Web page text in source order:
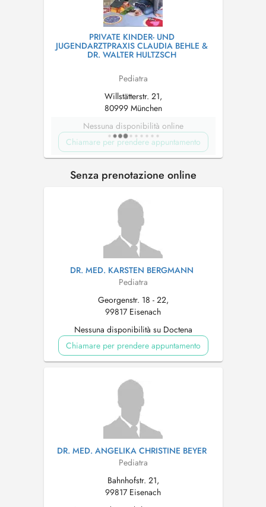
PRIVATE KINDER- UND
JUGENDARZTPRAXIS CLAUDIA BEHLE &
DR. WALTER HULTZSCH
Pediatra
Willstätterstr. 21,
80999 München
Nessuna disponibilità online
Chiamare per prendere appuntamento
Senza prenotazione online
DR. MED. KARSTEN BERGMANN
Pediatra
Georgenstr. 18 - 22,
99817 Eisenach
Nessuna disponibilità su Doctena
Chiamare per prendere appuntamento
DR. MED. ANGELIKA CHRISTINE BEYER
Pediatra
Bahnhofstr. 21,
99817 Eisenach